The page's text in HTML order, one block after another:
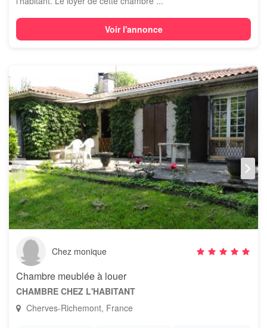
Voir l'annonce
Chez monique
Chambre meublée à louer
CHAMBRE CHEZ L'HABITANT
Cherves-Richemont, France